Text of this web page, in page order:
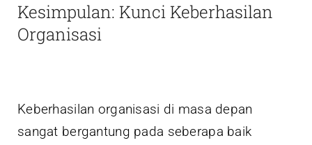
Kesimpulan: Kunci Keberhasilan
Organisasi
Keberhasilan organisasi di masa depan
sangat bergantung pada seberapa baik